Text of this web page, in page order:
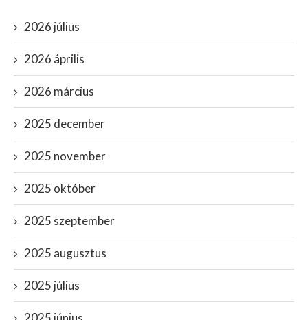
2026 július
2026 április
2026 március
2025 december
2025 november
2025 október
2025 szeptember
2025 augusztus
2025 július